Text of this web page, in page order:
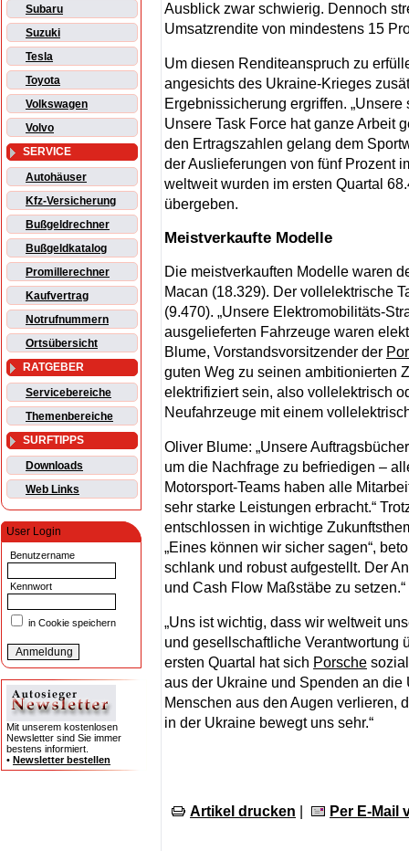
Subaru
Suzuki
Tesla
Toyota
Volkswagen
Volvo
SERVICE
Autohäuser
Kfz-Versicherung
Bußgeldrechner
Bußgeldkatalog
Promillerechner
Kaufvertrag
Notrufnummern
Ortsübersicht
RATGEBER
Servicebereiche
Themenbereiche
SURFTIPPS
Downloads
Web Links
User Login
Benutzername
Kennwort
in Cookie speichern
Mit unserem kostenlosen
Newsletter sind Sie immer
bestens informiert.
• Newsletter bestellen
Ausblick zwar schwierig. Dennoch
Umsatzrendite von mindestens 15
Um diesen Renditeanspruch zu
angesichts des Ukraine-Krieges
Ergebnissicherung ergriffen.
Unsere Task Force hat ganze Arbeit
den Ertragszahlen gelang dem
der Auslieferungen von fünf Prozent
weltweit wurden im ersten Quartal
übergeben.
Meistverkaufte Modelle
Die meistverkauften Modelle waren
Macan (18.329). Der vollelektrische
(9.470). „Unsere Elektromobilitäts-
ausgelieferten Fahrzeuge waren
Blume, Vorstandsvorsitzender der
guten Weg zu seinen ambitionierten
elektrifiziert sein, also vollelektrisch
Neufahrzeuge mit einem
Oliver Blume: „Unsere
um die Nachfrage zu befriedigen –
Motorsport-Teams haben alle
sehr starke Leistungen erbracht.“
entschlossen in wichtige
„Eines können wir sicher sagen“,
schlank und robust aufgestellt. Der
und Cash Flow Maßstäbe zu setzen.“
„Uns ist wichtig, dass wir weltweit
und gesellschaftliche Verantwortung
ersten Quartal hat sich Porsche
aus der Ukraine und Spenden an
Menschen aus den Augen verlieren,
in der Ukraine bewegt uns sehr.“
Artikel drucken Per E-Mail